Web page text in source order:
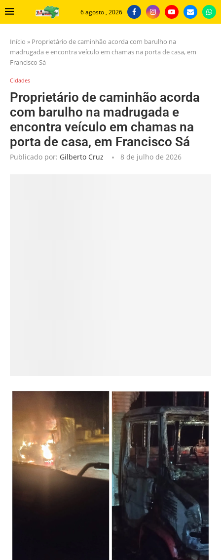
6 agosto , 2026
Início » Proprietário de caminhão acorda com barulho na
madrugada e encontra veículo em chamas na porta de casa, em
Francisco Sá
Cidades
Proprietário de caminhão acorda
com barulho na madrugada e
encontra veículo em chamas na
porta de casa, em Francisco Sá
Publicado por: Gilberto Cruz 8 de julho de 2026